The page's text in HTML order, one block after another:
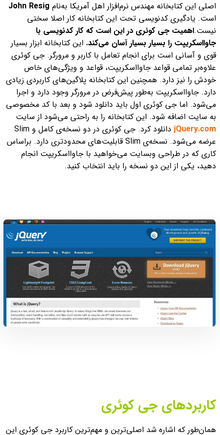
اصلی این کتابخانه مهندس نرم‌افزار اهل آمریکا به‌نام John Resig
است. یادگیری کدنویسی تحت این کتابخانه کار اصلا سختی
نیست.اهمیت جی کوئری در این است که کار کدنویسی با
جاوااسکریپت را بسیار بسیار آسان می‌کند. این کتابخانه ابزار بسیار
قوی و آسانی است برای انجام تعامل با کاربر و مرورگر. جی کوئری
علاوه‌بر تمامی قواعد جاوااسکریپت، قواعد و ویژگی‌های خاص
خودش را نیز دارد. همچنین این کتابخانه پلاگین‌های کاربردی زیادی
دارد. جاوااسکریپت به‌طور پیش‌فرض در مرورگر وجود دارد و اجرا
می‌شود. اما جی کوئری اول باید دانلود شود و بعد با کد مخصوصی
به سایت اضافه شود. این کتابخانه را به راحتی می‌شود از سایت
jQuery.comدانلود کرد.
جی کوئری در دو نسخه‌ی کامل و Slim
عرضه می‌شود. نسخه‌ی Slim قابلیت‌های محدودتری دارد. براساس
کاری که در طراحی وبسایت می‌خواهید با جاوااسکریپت انجام
دهید، یکی از این دو نسخه را باید انتخاب کنید.
کاربردهای جی کوئری
همان‌طور که اشاره شد اصلی‌ترین و مهم‌ترین کاربرد جی کوئری این